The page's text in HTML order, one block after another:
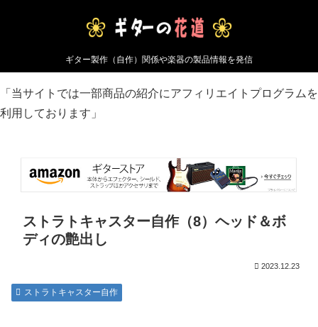
ギター製作（自作）関係や楽器の製品情報を発信
「当サイトでは一部商品の紹介にアフィリエイトプログラムを
利用しております」
ストラトキャスター自作（8）ヘッド＆ボ
ディの艶出し
2023.12.23
ストラトキャスター自作